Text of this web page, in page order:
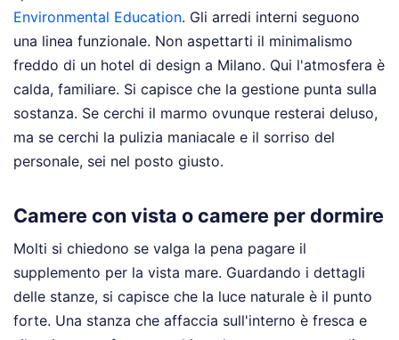
Environmental Education. Gli arredi interni seguono
una linea funzionale. Non aspettarti il minimalismo
freddo di un hotel di design a Milano. Qui l'atmosfera è
calda, familiare. Si capisce che la gestione punta sulla
sostanza. Se cerchi il marmo ovunque resterai deluso,
ma se cerchi la pulizia maniacale e il sorriso del
personale, sei nel posto giusto.
Camere con vista o camere per dormire
Molti si chiedono se valga la pena pagare il
supplemento per la vista mare. Guardando i dettagli
delle stanze, si capisce che la luce naturale è il punto
forte. Una stanza che affaccia sull'interno è fresca e